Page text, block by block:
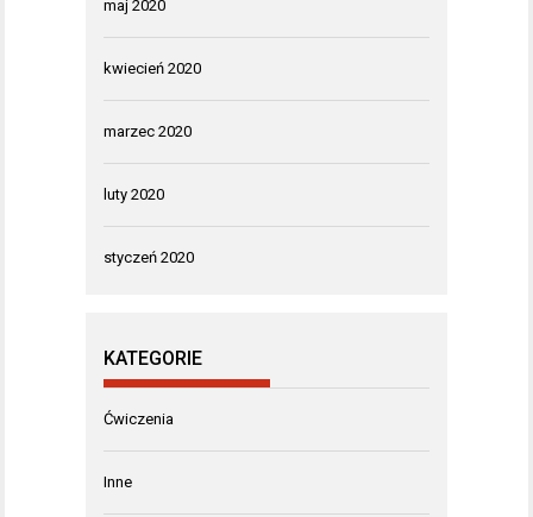
maj 2020
kwiecień 2020
marzec 2020
luty 2020
styczeń 2020
KATEGORIE
Ćwiczenia
Inne